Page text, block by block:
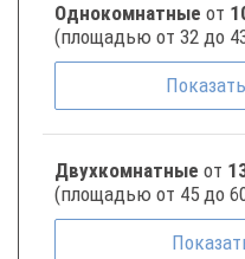
Однокомнатные от
(площадью от 32 до
Показать
Двухкомнатные от
(площадью от 45 до